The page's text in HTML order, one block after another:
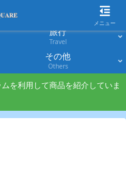
旅行
Travel
その他
Others
を利用して商品を紹介していま
メニュー